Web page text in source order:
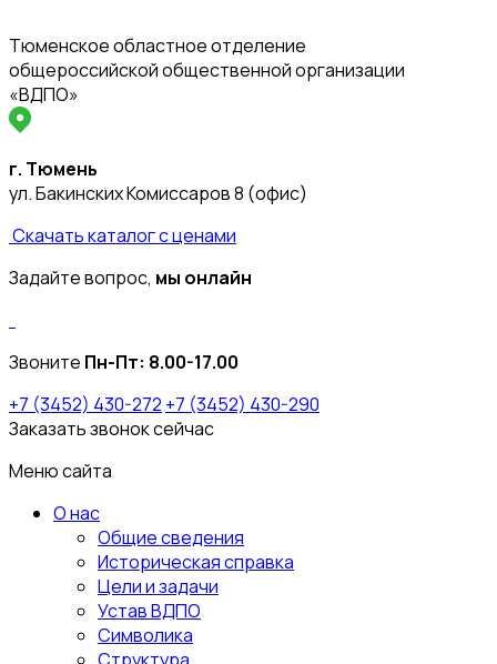
Тюменское областное отделение
общероссийской общественной организации
«ВДПО»
г. Тюмень
ул. Бакинских Комиссаров 8 (офис)
Скачать каталог с ценами
Задайте вопрос, мы онлайн
Звоните Пн-Пт: 8.00-17.00
+7 (3452) 430-272 +7 (3452) 430-290
Заказать звонок сейчас
Меню сайта
О нас
Общие сведения
Историческая справка
Цели и задачи
Устав ВДПО
Символика